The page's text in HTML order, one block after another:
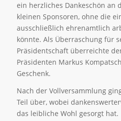
ein herzliches Dankeschön an
kleinen Sponsoren, ohne die
ausschließlich ehrenamtlich
könnte. Als Überraschung für
Präsidentschaft überreichte
Präsidenten Markus
Geschenk.
Nach der Vollversammlung
Teil über, wobei
das leibliche Wohl gesorgt hat.